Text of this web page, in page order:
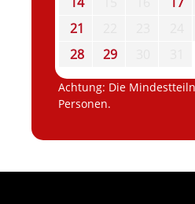
21
28
29
Achtung: Die
Personen.